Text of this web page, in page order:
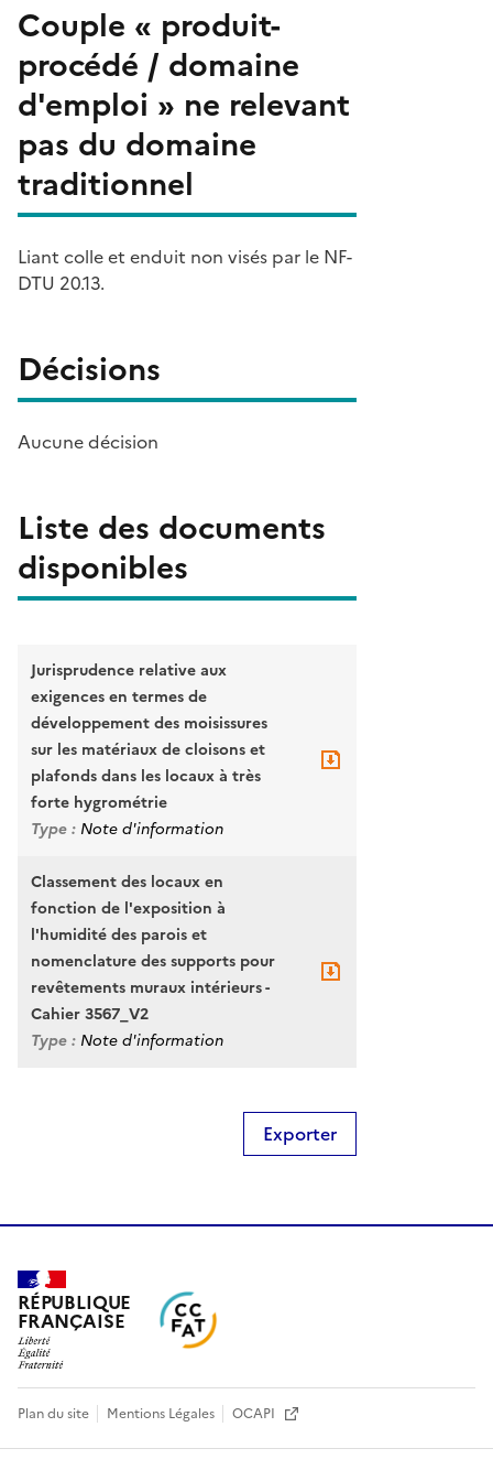
Couple « produit-
procédé / domaine
d'emploi » ne relevant
pas du domaine
traditionnel
Liant colle et enduit non visés par le NF-
DTU 20.13.
Décisions
Aucune décision
Liste des documents
disponibles
Jurisprudence relative aux
exigences en termes de
développement des moisissures
sur les matériaux de cloisons et
plafonds dans les locaux à très
forte hygrométrie
Type : Note d'information
Classement des locaux en
fonction de l'exposition à
l'humidité des parois et
nomenclature des supports pour
revêtements muraux intérieurs -
Cahier 3567_V2
Type : Note d'information
Exporter
RÉPUBLIQUE
FRANÇAISE
Plan du site Mentions Légales OCAPI